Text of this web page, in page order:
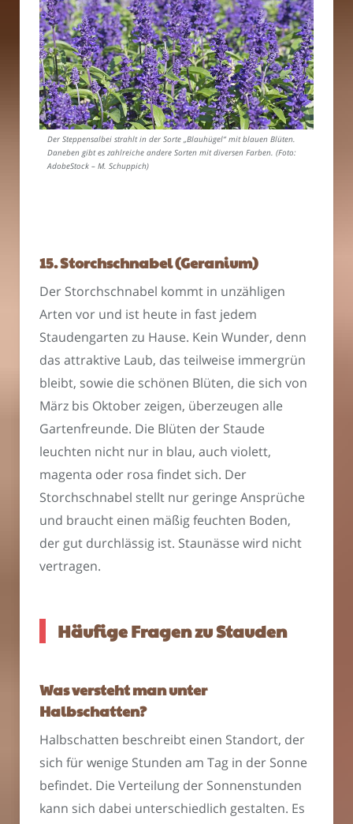
Der Steppensalbei strahlt in der Sorte „Blauhügel“ mit blauen Blüten.
Daneben gibt es zahlreiche andere Sorten mit diversen Farben. (Foto:
AdobeStock – M. Schuppich)
15. Storchschnabel (Geranium)
Der Storchschnabel kommt in unzähligen
Arten vor und ist heute in fast jedem
Staudengarten zu Hause. Kein Wunder, denn
das attraktive Laub, das teilweise immergrün
bleibt, sowie die schönen Blüten, die sich von
März bis Oktober zeigen, überzeugen alle
Gartenfreunde. Die Blüten der Staude
leuchten nicht nur in blau, auch violett,
magenta oder rosa findet sich. Der
Storchschnabel stellt nur geringe Ansprüche
und braucht einen mäßig feuchten Boden,
der gut durchlässig ist. Staunässe wird nicht
vertragen.
Häufige Fragen zu Stauden
Was versteht man unter
Halbschatten?
Halbschatten beschreibt einen Standort, der
sich für wenige Stunden am Tag in der Sonne
befindet. Die Verteilung der Sonnenstunden
kann sich dabei unterschiedlich gestalten. Es